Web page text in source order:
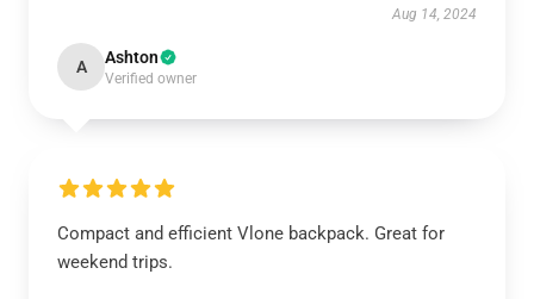
Aug 14, 2024
A Ashton
Verified owner
Compact and efficient Vlone backpack. Great for
weekend trips.